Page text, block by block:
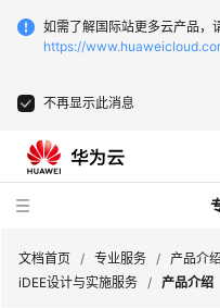
如需了解国际站更多云产品，
https://
不再显示此消息
文档首页 / 专业服务 / 产品介绍
iDEE设计与实施服务 / 产品介绍